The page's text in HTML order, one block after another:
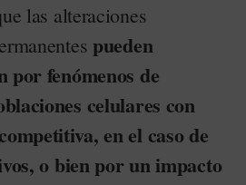
las alteraciones
pueden
por fenómenos de
celulares con
en el caso de
o bien por un impacto